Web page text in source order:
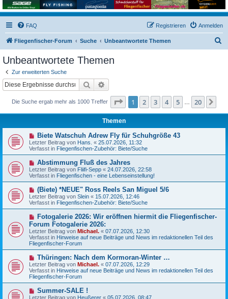
FAQ Anmelden
Registrieren
Fliegenfischer-Forum Suche Unbeantwortete Themen
Unbeantwortete Themen
Zur erweiterten Suche
Suche
Die Suche ergab mehr als 1000 Treffer Seite 1von 20
1 2 3 4 5 20
Themen
N
e
u
e
B
e
i
t
a
g
Biete Watschuh Adrew Fly für Schuhgröße 43
Letzter Beitrag von Hans. « 25.07.2026, 11:32
Verfasst in Fliegenfischen-Zubehör: Biete/Suche
N
e
u
e
B
e
i
t
a
g
Abstimmung Fluß des Jahres
Letzter Beitrag von Fliifi-Sepp « 24.07.2026, 22:58
Verfasst in Fliegenfischen - eine Lebenseinstellung!
N
e
u
e
B
e
i
t
r
a
g
(Biete) *NEUE" Ross Reels San Miguel 5/6
Letzter Beitrag von Slein « 15.07.2026, 12:46
Verfasst in Fliegenfischen-Zubehör: Biete/Suche
N
u
e
r
B
e
t
r
a
g
Fotogalerie 2026: Wir eröffnen hiermit die Fliegenfischer-
Forum Fotogalerie 2026:
Letzter Beitrag von Michael. « 07.07.2026, 12:30
Verfasst in Hinweise auf neue Beiträge und News im redaktionellen Teil des
Fliegenfischer-Forum
N
e
u
e
r
B
e
Thüringen: Nach dem Kormoran-Winter …
Letzter Beitrag von Michael. « 07.07.2026, 12:29
Verfasst in Hinweise auf neue Beiträge und News im redaktionellen Teil des
Fliegenfischer-Forum
N
e
Summer-SALE !
Letzter Beitrag von Heußerer « 05.07.2026, 08:47